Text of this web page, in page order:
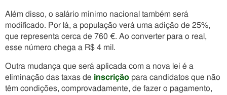
Além disso, o salário mínimo nacional também será
modificado. Por lá, a população verá uma adição de 25%,
que representa cerca de 760 €. Ao converter para o real,
esse número chega a R$ 4 mil.
Outra mudança que será aplicada com a nova lei é a
eliminação das taxas de inscrição para candidatos que não
têm condições, comprovadamente, de fazer o pagamento,